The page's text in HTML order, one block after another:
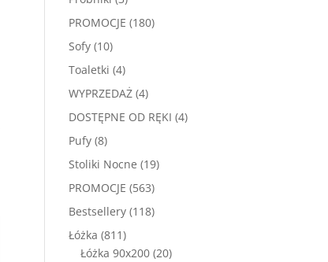
produkty
PROMOCJE 180180
Sofy 1010
produktów
Toaletki 44
produkty
WYPRZEDAŻ 44
produkty
DOSTĘPNE OD RĘKI 44
Pufy 88
produktów
Stoliki Nocne 1919
PROMOCJE 563563
produkty
Bestsellery 118118
Łóżka 811811
produktów
Łóżka 90x200 2020